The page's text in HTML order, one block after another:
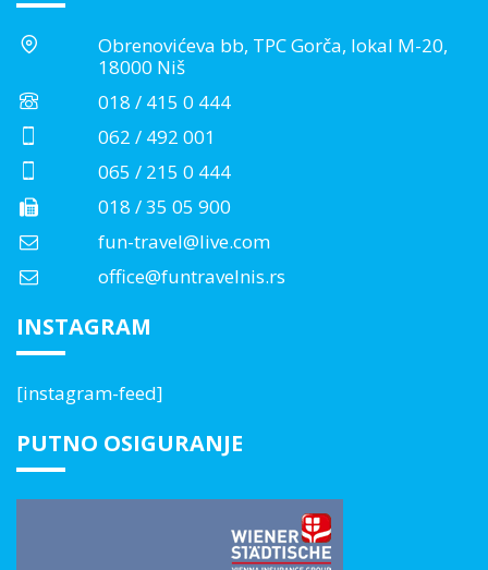
Obrenovićeva bb, TPC Gorča, lokal M-20,
18000 Niš
018 / 415 0 444
062 / 492 001
065 / 215 0 444
018 / 35 05 900
fun-travel@live.com
office@funtravelnis.rs
INSTAGRAM
[instagram-feed]
PUTNO OSIGURANJE